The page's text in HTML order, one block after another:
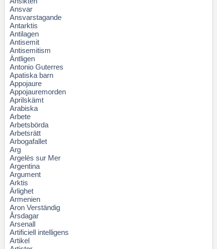
Ansvar
Ansvarstagande
Antarktis
Antilagen
Antisemit
Antisemitism
Äntligen
Antonio Guterres
Apatiska barn
Appojaure
Appojauremorden
Aprilskämt
Arabiska
Arbete
Arbetsbörda
Arbetsrätt
Arbogafallet
Arg
Argelès sur Mer
Argentina
Argument
Arktis
Ärlighet
Armenien
Aron Verständig
Årsdagar
Arsenall
Artificiell intelligens
Artikel